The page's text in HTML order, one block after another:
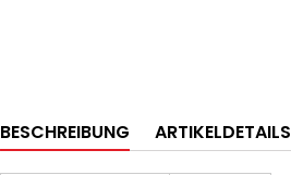
BESCHREIBUNG ARTIKELDETAILS